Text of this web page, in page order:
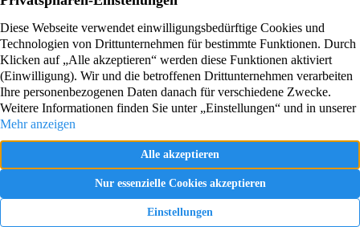
Webdesign und SEO realisiert von Online Marketing
Datenschutzerklärung
Vertrag widerrufen